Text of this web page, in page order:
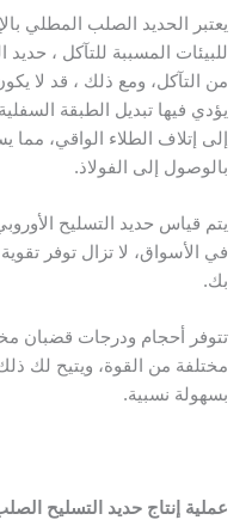
يعتبر الحديد الصلب المطلي
للبيئات المسببة للتآكل ،
من التآكل، ومع ذلك ، قد لا
يؤدي فيها تبديل الطبقة
إلى إتلاف الطلاء الواقي، مما
بالوصول إلى الفولاذ.
يتم قياس حديد التسليح
في الأسواق، لا تزال توفر
بك.
تتوفر أحجام ودرجات قضبان
مختلفة من القوة، ويتيح لك
بسهولة نسبية.
عملية إنتاج حديد التسليح